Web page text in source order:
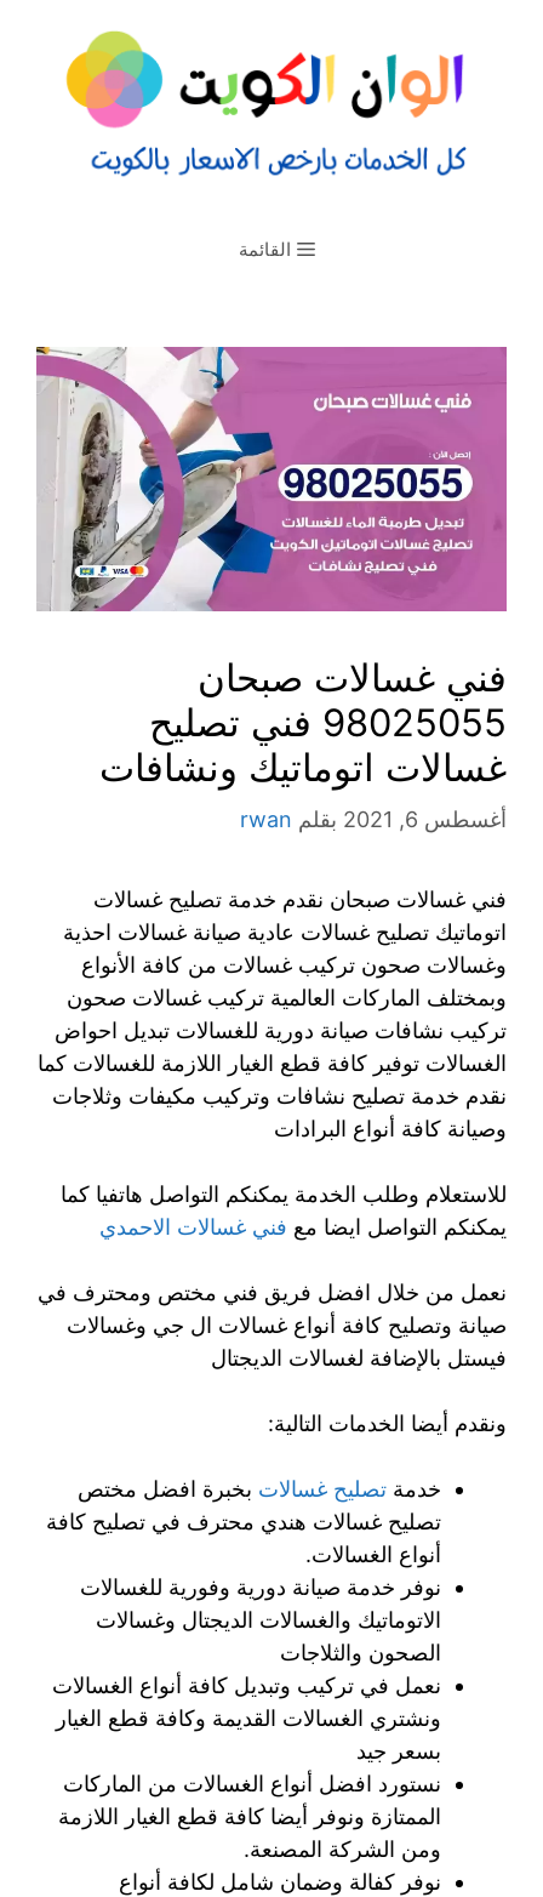
القائمة
فني غسالات صبحان
98025055 فني تصليح
غسالات اتوماتيك ونشافات
أغسطس 6, 2021 بقلم rwan
فني غسالات صبحان نقدم خدمة تصليح غسالات
اتوماتيك تصليح غسالات عادية صيانة غسالات احذية
وغسالات صحون تركيب غسالات من كافة الأنواع
وبمختلف الماركات العالمية تركيب غسالات صحون
تركيب نشافات صيانة دورية للغسالات تبديل احواض
الغسالات توفير كافة قطع الغيار اللازمة للغسالات كما
نقدم خدمة تصليح نشافات وتركيب مكيفات وثلاجات
وصيانة كافة أنواع البرادات
للاستعلام وطلب الخدمة يمكنكم التواصل هاتفيا كما
يمكنكم التواصل ايضا مع فني غسالات الاحمدي
نعمل من خلال افضل فريق فني مختص ومحترف في
صيانة وتصليح كافة أنواع غسالات ال جي وغسالات
فيستل بالإضافة لغسالات الديجتال
ونقدم أيضا الخدمات التالية:
خدمة تصليح غسالات بخبرة افضل مختص
تصليح غسالات هندي محترف في تصليح كافة
أنواع الغسالات.
نوفر خدمة صيانة دورية وفورية للغسالات
الاتوماتيك والغسالات الديجتال وغسالات
الصحون والثلاجات
نعمل في تركيب وتبديل كافة أنواع الغسالات
ونشتري الغسالات القديمة وكافة قطع الغيار
بسعر جيد
نستورد افضل أنواع الغسالات من الماركات
الممتازة ونوفر أيضا كافة قطع الغيار اللازمة
ومن الشركة المصنعة.
نوفر كفالة وضمان شامل لكافة أنواع